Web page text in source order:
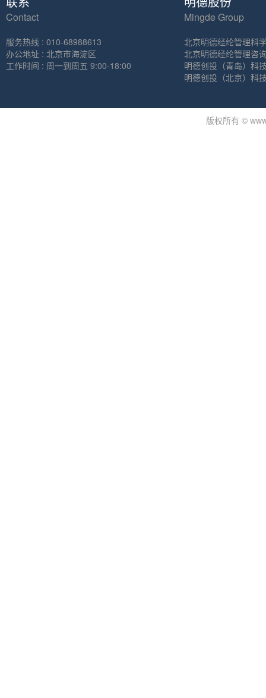
Contact
服务热线 : 010-68988613
办公地址 : 北京市海淀区
工作时间 : 周一到周五 9:00-18:00
Mingde Group
北京明德经纶管理科
北京明德经纶管理咨
明德创投（青岛）科
明德创投（北京）科
版权所有 ©